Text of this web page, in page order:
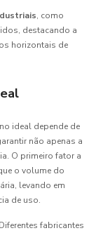
, como
destacando a
horizontais de
ideal depende de
não apenas a
O primeiro fator a
o volume do
levando em
de uso.
fabricantes